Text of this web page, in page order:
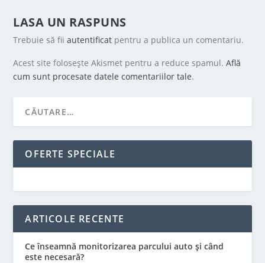
LASA UN RASPUNS
Trebuie să fiiautentificat pentru a publica un comentariu.
Acest site folosește Akismet pentru a reduce spamul.Află
cum sunt procesate datele comentariilor tale.
OFERTE SPECIALE
ARTICOLE RECENTE
Ce înseamnă monitorizarea parcului auto și când
este necesară?